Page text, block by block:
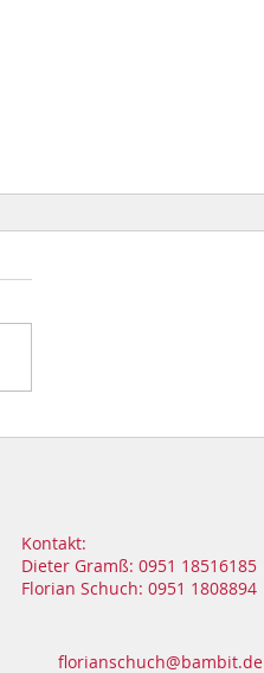
in die ehemalige
Kontakt:
Dieter Gramß: 0951 18516185
Florian Schuch: 0951 1808894
florianschuch@bambit.de